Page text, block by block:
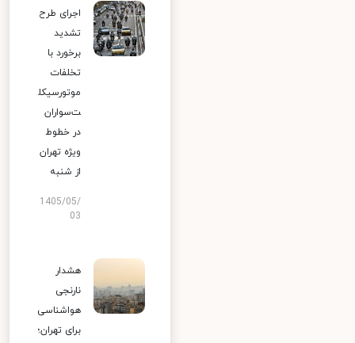
اجرای طرح
تشدید
برخورد با
تخلفات
موتورسیکل
ت‌سواران
در خطوط
ویژه تهران
از شنبه
1405/05/
03
هشدار
نارنجی
هواشناسی
برای تهران؛